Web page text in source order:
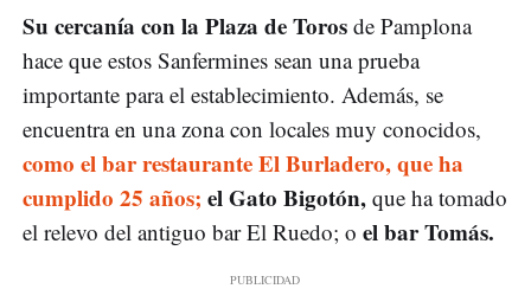
Su cercanía con la Plaza de Toros de Pamplona
hace que estos Sanfermines sean una prueba
importante para el establecimiento. Además, se
encuentra en una zona con locales muy conocidos,
como el bar restaurante El Burladero, que ha
cumplido 25 años; el Gato Bigotón, que ha tomado
el relevo del antiguo bar El Ruedo; o el bar Tomás.